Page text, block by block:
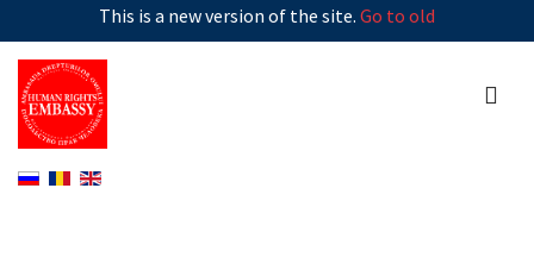
This is a new version of the site. Go to old